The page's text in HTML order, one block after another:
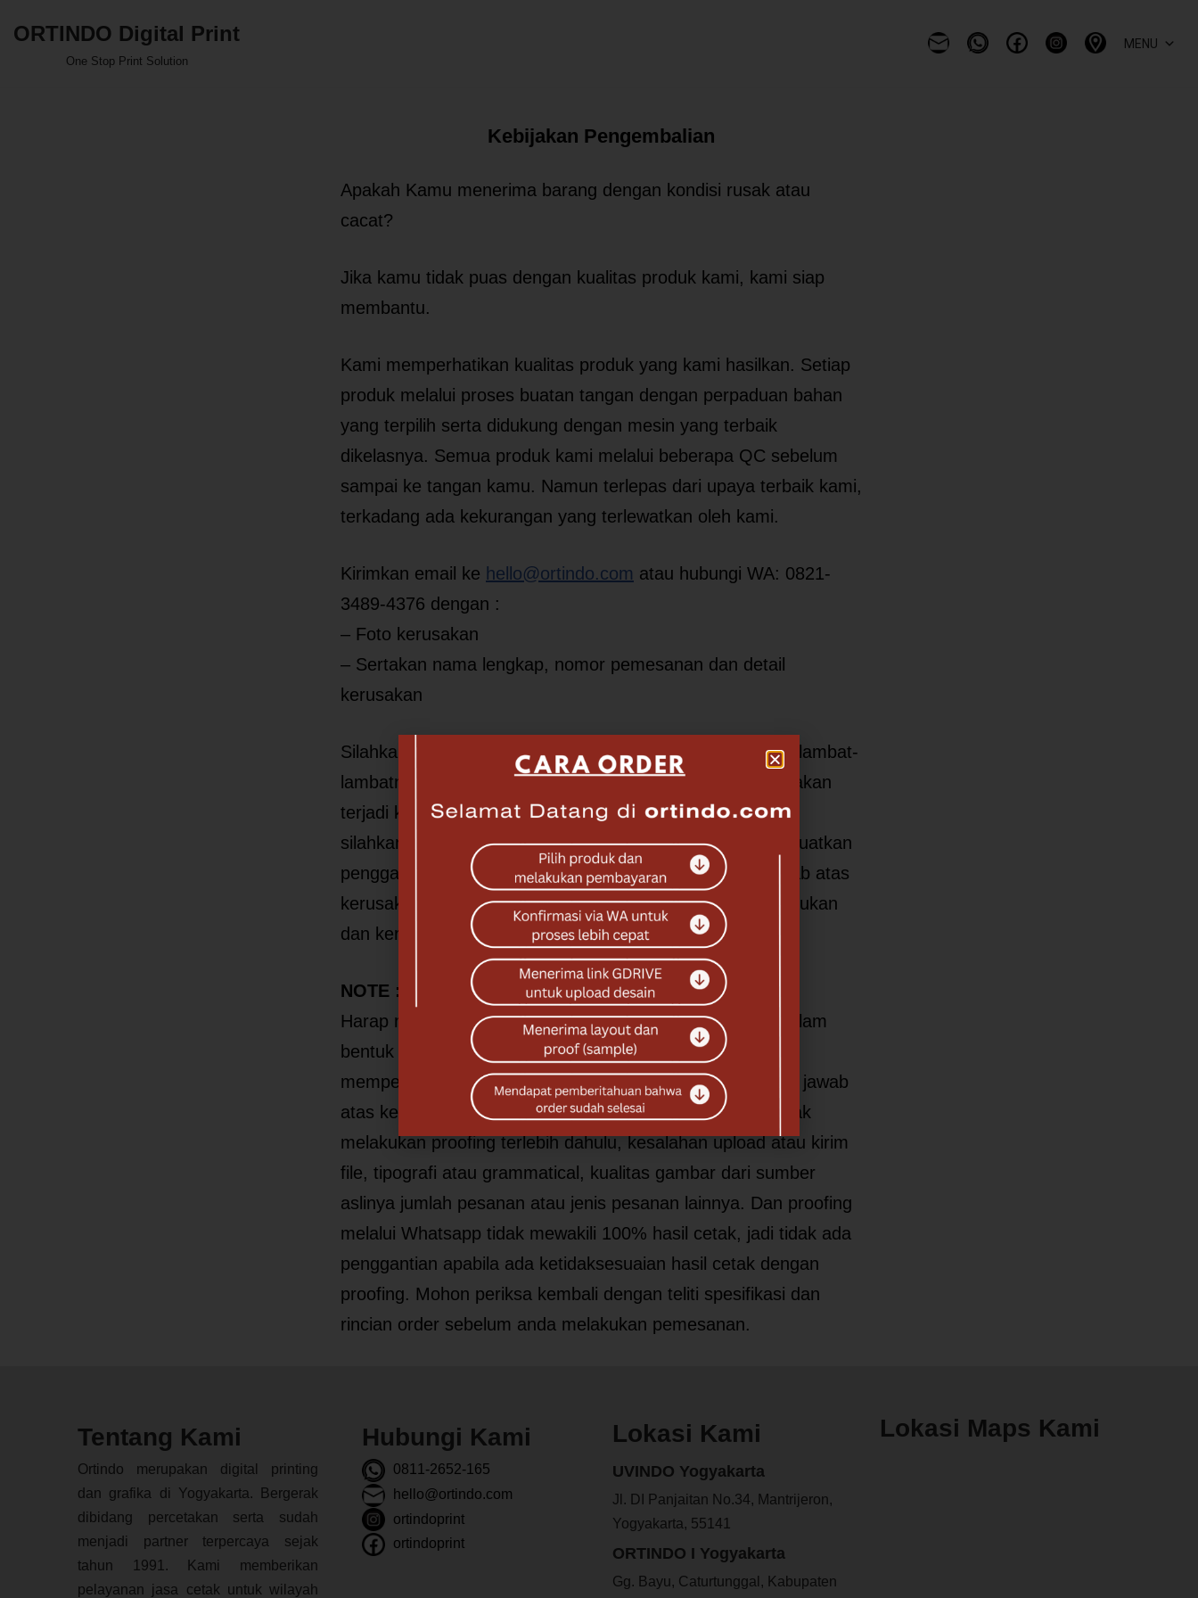
ORTINDO Digital Print
One Stop Print Solution
MENU
Kebijakan Pengembalian
Apakah Kamu menerima barang dengan kondisi rusak atau
cacat?
Jika kamu tidak puas dengan kualitas produk kami, kami siap
membantu.
Kami memperhatikan kualitas produk yang kami hasilkan. Setiap
produk melalui proses buatan tangan dengan perpaduan bahan
yang terpilih serta didukung dengan mesin yang terbaik
dikelasnya. Semua produk kami melalui beberapa QC sebelum
sampai ke tangan kamu. Namun terlepas dari upaya terbaik kami,
terkadang ada kekurangan yang terlewatkan oleh kami.
Kirimkan email ke hello@ortindo.com atau hubungi WA: 0821-
3489-4376 dengan :
– Foto kerusakan
– Sertakan nama lengkap, nomor pemesanan dan detail
kerusakan
Silahkan menghubungi kami terkait kerusakan tersebut selambat-
lambatnya 1 x 24 jam setelah barang diterima. Jika kerusakan
terjadi karena eror produksi atau rusak dalam pengiriman
silahkan dikirimkan kembali ke kami dan kami akan membuatkan
penggantinya. Ortindo Digital Print tidak bertanggung jawab atas
kerusakan pelaporan di luar periode yang sudah kami tentukan
dan kerusakan pada saat pengiriman.
NOTE :
Harap mengerti bahwa kami tidak bisa mengembalikan dalam
bentuk uang. Jika ada kerusakan pada produk, kami akan
memperbaiki atau menggantinya. Kami tidak bertanggung jawab
atas kerusakan atau kesalahan dari pelanggan seperti tidak
melakukan proofing terlebih dahulu, kesalahan upload atau kirim
file, tipografi atau grammatical, kualitas gambar dari sumber
aslinya jumlah pesanan atau jenis pesanan lainnya. Dan proofing
melalui Whatsapp tidak mewakili 100% hasil cetak, jadi tidak ada
penggantian apabila ada ketidaksesuaian hasil cetak dengan
proofing. Mohon periksa kembali dengan teliti spesifikasi dan
rincian order sebelum anda melakukan pemesanan.
Tentang Kami
Ortindo merupakan digital printing
dan grafika di Yogyakarta. Bergerak
dibidang percetakan serta sudah
menjadi partner terpercaya sejak
tahun 1991. Kami memberikan
pelayanan jasa cetak untuk wilayah
Hubungi Kami
0811-2652-165
hello@ortindo.com
ortindoprint
ortindoprint
Lokasi Kami
UVINDO Yogyakarta
Jl. DI Panjaitan No.34, Mantrijeron,
Yogyakarta, 55141
ORTINDO I Yogyakarta
Gg. Bayu, Caturtunggal, Kabupaten
Lokasi Maps Kami